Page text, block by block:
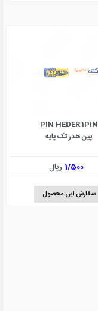
PIN HEDER 1PIN
پین هدر تک پایه
1/500 ریال
سفارش این محصول